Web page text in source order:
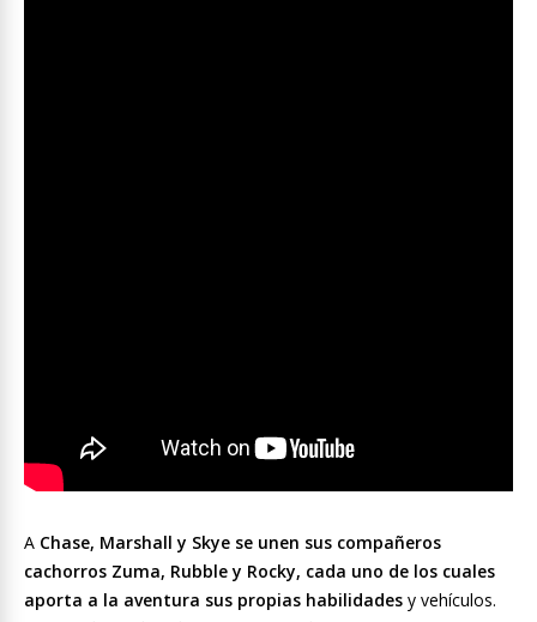
A Chase, Marshall y Skye se unen sus compañeros
cachorros Zuma, Rubble y Rocky, cada uno de los cuales
aporta a la aventura sus propias habilidades y vehículos.